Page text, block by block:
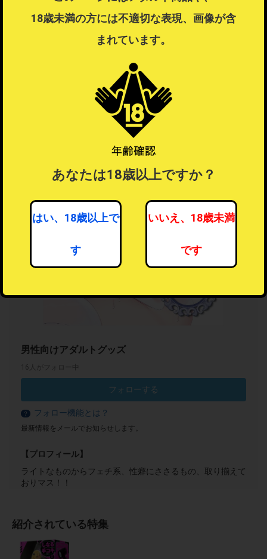
大人（アダルト） 秘宝館 ＞オナホール
この商品はラッピング可能な商品です
ッピングするを選択することはできません。
ラッピングするを選択したい場合は注文を分けてご注文ください。
ラッピングについて
男性向けアダルトグッズ
16人がフォロー中
フォローする
？ フォロー機能とは？
最新情報をメールでお知らせします。
【プロフィール】
ライトなものからフェチ系、性癖にささるもの、取り揃えて
おりマス！！
紹介されている特集
18歳未満の方には不適切な表現、画像が含
まれています。
あなたは18歳以上ですか？
はい、18歳以上で
す
いいえ、18歳未満
です